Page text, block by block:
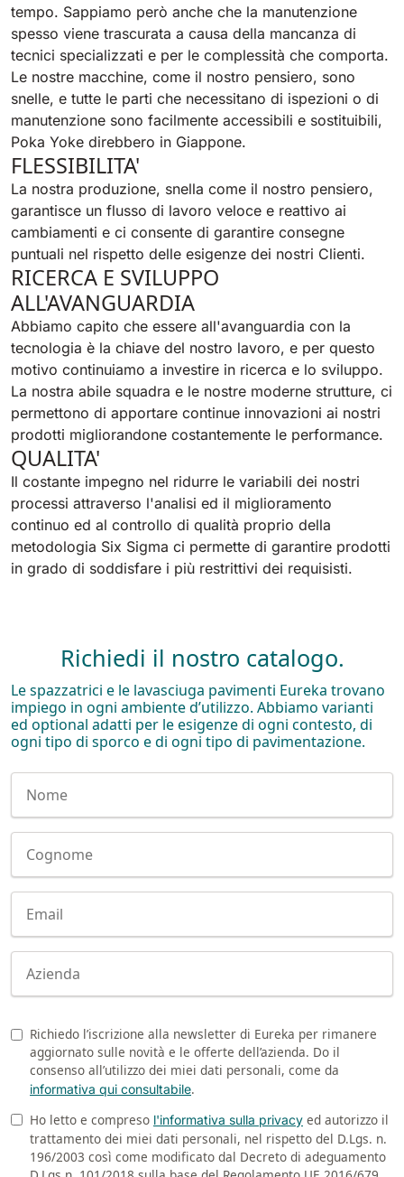
tempo. Sappiamo però anche che la manutenzione
spesso viene trascurata a causa della mancanza di
tecnici specializzati e per le complessità che comporta.
Le nostre macchine, come il nostro pensiero, sono
snelle, e tutte le parti che necessitano di ispezioni o di
manutenzione sono facilmente accessibili e sostituibili,
Poka Yoke direbbero in Giappone.
FLESSIBILITA'
La nostra produzione, snella come il nostro pensiero,
garantisce un flusso di lavoro veloce e reattivo ai
cambiamenti e ci consente di garantire consegne
puntuali nel rispetto delle esigenze dei nostri Clienti.
RICERCA E SVILUPPO
ALL'AVANGUARDIA
Abbiamo capito che essere all'avanguardia con la
tecnologia è la chiave del nostro lavoro, e per questo
motivo continuiamo a investire in ricerca e lo sviluppo.
La nostra abile squadra e le nostre moderne strutture, ci
permettono di apportare continue innovazioni ai nostri
prodotti migliorandone costantemente le performance.
QUALITA'
Il costante impegno nel ridurre le variabili dei nostri
processi attraverso l'analisi ed il miglioramento
continuo ed al controllo di qualità proprio della
metodologia Six Sigma ci permette di garantire prodotti
in grado di soddisfare i più restrittivi dei requisisti.
Richiedi il nostro catalogo.
Le spazzatrici e le lavasciuga pavimenti Eureka trovano
impiego in ogni ambiente d’utilizzo. Abbiamo varianti
ed optional adatti per le esigenze di ogni contesto, di
ogni tipo di sporco e di ogni tipo di pavimentazione.
Newsletter
Richiedo l’iscrizione alla newsletter di Eureka per rimanere
aggiornato sulle novità e le offerte dell’azienda. Do il
consenso all’utilizzo dei miei dati personali, come da
informativa qui consultabile.
Privacy
Ho letto e compreso l'informativa sulla privacy ed autorizzo il
trattamento dei miei dati personali, nel rispetto del D.Lgs. n.
196/2003 così come modificato dal Decreto di adeguamento